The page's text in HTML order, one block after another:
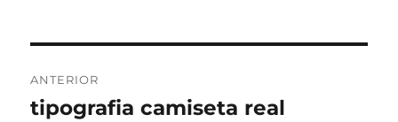
de
ANTERIOR
Entrada
tipografia camiseta real